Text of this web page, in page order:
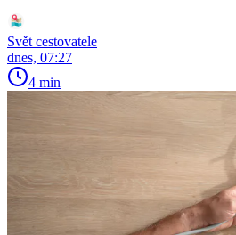
Svět cestovatele
dnes, 07:27
4 min